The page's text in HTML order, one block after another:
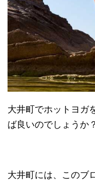
大井町でホットヨガ
ば良いのでしょうか？
大井町には、このブ